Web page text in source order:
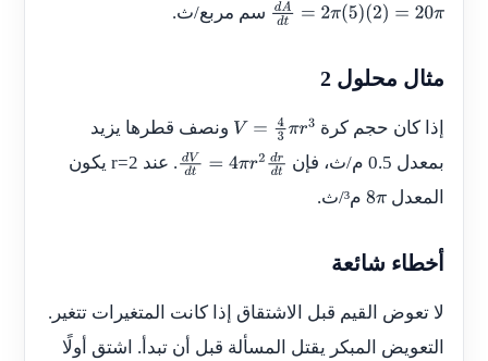
d tdA dt= 2π(5)(2)=20π سم مربع/ث.
مثال محلول 2
إذا كان حجم كرة V =4 3πr3
ونصف قطرها يزيد
بمعدل 0.5م/ث، فإن dV dt=4πr2dr
. عند r=2يكون
المعدل
8π م³/ث.
أخطاء شائعة
لا تعوض القيم قبل الاشتقاق إذا كانت المتغيرات تتغير.
التعويض المبكر يقتل المسألة قبل أن تبدأ. اشتق أولًا